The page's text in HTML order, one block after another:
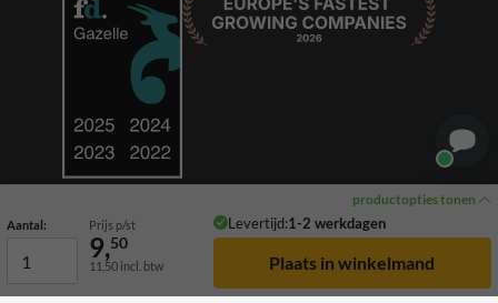
productopties tonen
Aantal: Prijs p/st Levertijd:1-2 werkdagen
9,50
11,50 incl. btw
© 2026 TrafficSupply. Alle rechten voorbehouden.